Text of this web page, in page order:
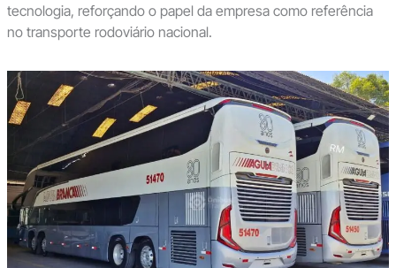
tecnologia, reforçando o papel da empresa como referência
no transporte rodoviário nacional.